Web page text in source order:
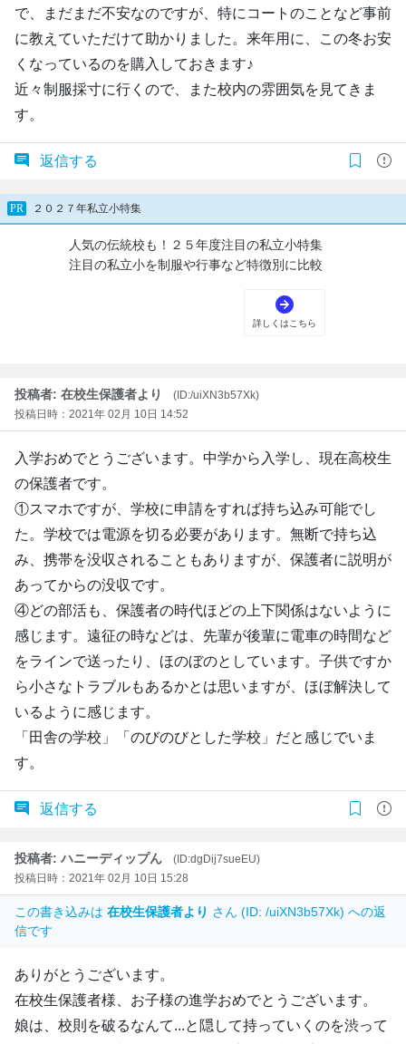
で、まだまだ不安なのですが、特にコートのことなど事前
に教えていただけて助かりました。来年用に、この冬お安
くなっているのを購入しておきます♪
近々制服採寸に行くので、また校内の雰囲気を見てきま
す。
返信する
投稿者: 在校生保護者より
(ID:/uiXN3b57Xk)
投稿日時：2021年 02月 10日 14:52
入学おめでとうございます。中学から入学し、現在高校生
の保護者です。
①スマホですが、学校に申請をすれば持ち込み可能でし
た。学校では電源を切る必要があります。無断で持ち込
み、携帯を没収されることもありますが、保護者に説明が
あってからの没収です。
④どの部活も、保護者の時代ほどの上下関係はないように
感じます。遠征の時などは、先輩が後輩に電車の時間など
をラインで送ったり、ほのぼのとしています。子供ですか
ら小さなトラブルもあるかとは思いますが、ほぼ解決して
いるように感じます。
「田舎の学校」「のびのびとした学校」だと感じでいま
す。
返信する
投稿者: ハニーディップん
(ID:dgDij7sueEU)
投稿日時：2021年 02月 10日 15:28
この書き込みは 在校生保護者より さん (ID: /uiXN3b57Xk) への返
信です
ありがとうございます。
在校生保護者様、お子様の進学おめでとうございます。
娘は、校則を破るなんて...と隠して持っていくのを渋って